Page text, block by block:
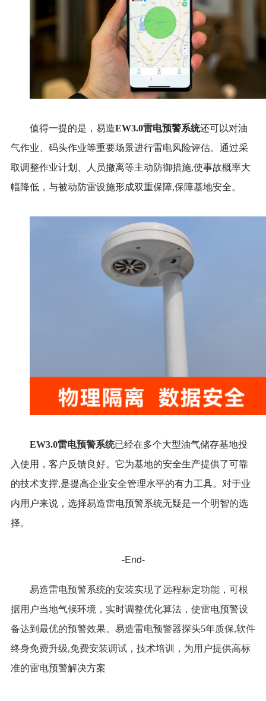
值得一提的是，易造EW3.0雷电预警系统还可以对油
气作业、码头作业等重要场景进行雷电风险评估。通过采
取调整作业计划、人员撤离等主动防御措施,使事故概率大
幅降低，与被动防雷设施形成双重保障,保障基地安全。
EW3.0雷电预警系统已经在多个大型油气储存基地投
入使用，客户反馈良好。它为基地的安全生产提供了可靠
的技术支撑,是提高企业安全管理水平的有力工具。对于业
内用户来说，选择易造雷电预警系统无疑是一个明智的选
择。
-End-
易造雷电预警系统的安装实现了远程标定功能，可根
据用户当地气候环境，实时调整优化算法，使雷电预警设
备达到最优的预警效果。易造雷电预警器探头5年质保,软件
终身免费升级,免费安装调试，技术培训，为用户提供高标
准的雷电预警解决方案